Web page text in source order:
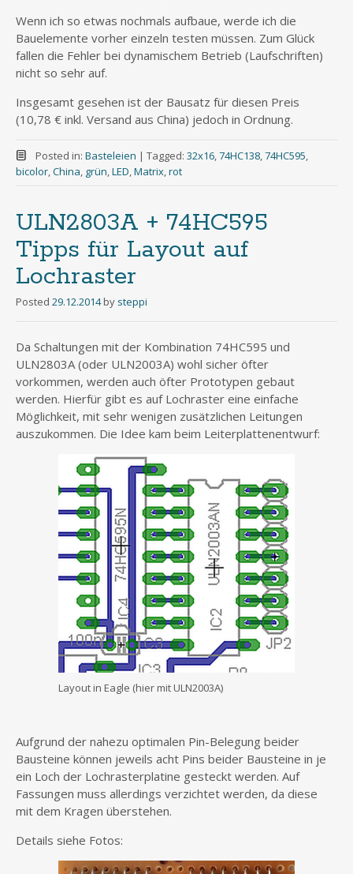
Wenn ich so etwas nochmals aufbaue, werde ich die
Bauelemente vorher einzeln testen müssen. Zum Glück
fallen die Fehler bei dynamischem Betrieb (Laufschriften)
nicht so sehr auf.
Insgesamt gesehen ist der Bausatz für diesen Preis
(10,78 € inkl. Versand aus China) jedoch in Ordnung.
Posted in: Basteleien | Tagged: 32x16,74HC138,74HC595,
bicolor,China, grün,LED,Matrix,rot
ULN2803A + 74HC595
Tipps für Layout auf
Lochraster
Posted 29.12.2014 by steppi
Da Schaltungen mit der Kombination 74HC595 und
ULN2803A (oder ULN2003A) wohl sicher öfter
vorkommen, werden auch öfter Prototypen gebaut
werden. Hierfür gibt es auf Lochraster eine einfache
Möglichkeit, mit sehr wenigen zusätzlichen Leitungen
auszukommen. Die Idee kam beim Leiterplattenentwurf:
Layout in Eagle (hier mit ULN2003A)
Aufgrund der nahezu optimalen Pin-Belegung beider
Bausteine können jeweils acht Pins beider Bausteine in je
ein Loch der Lochrasterplatine gesteckt werden. Auf
Fassungen muss allerdings verzichtet werden, da diese
mit dem Kragen überstehen.
Details siehe Fotos: